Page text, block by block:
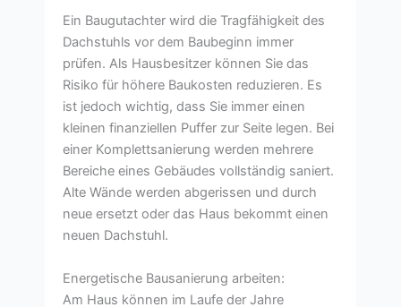
Ein Baugutachter wird die Tragfähigkeit des
Dachstuhls vor dem Baubeginn immer
prüfen. Als Hausbesitzer können Sie das
Risiko für höhere Baukosten reduzieren. Es
ist jedoch wichtig, dass Sie immer einen
kleinen finanziellen Puffer zur Seite legen. Bei
einer Komplettsanierung werden mehrere
Bereiche eines Gebäudes vollständig saniert.
Alte Wände werden abgerissen und durch
neue ersetzt oder das Haus bekommt einen
neuen Dachstuhl.
Energetische Bausanierung arbeiten:
Am Haus können im Laufe der Jahre